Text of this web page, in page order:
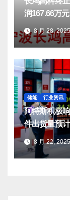
润167.66万元
8 月 28,
储能 行业资讯
阿特斯积极
件出货量预
8 月 22,